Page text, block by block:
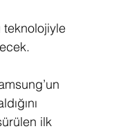
teknolojiyle
ilk